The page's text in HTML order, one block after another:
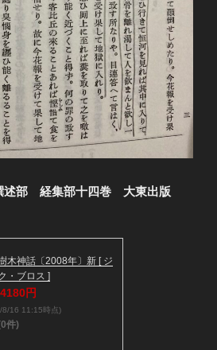
述部 経集部十四巻 大東出版
木神話〔2008年〕新 [ ジ
・ブロス ]
4180円
8/16 11:15時点)
件)